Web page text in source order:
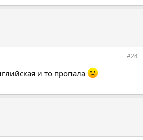
#24
и то пропала